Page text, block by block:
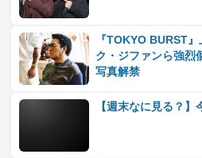
『TOKYO BURST
ク・ジファンら強
写真解禁
【週末なに見る？